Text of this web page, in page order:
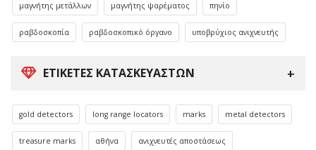
μαγνήτης μετάλλων μαγνήτης ψαρέματος πηνίο
ραβδοσκοπία ραβδοσκοπικό όργανο υποβρύχιος ανιχνευτής
ΕΤΙΚΈΤΕΣ ΚΑΤΑΣΚΕΥΑΣΤΏΝ
gold detectors long range locators marks metal detectors
treasure marks αθήνα ανιχνευτές αποστάσεως